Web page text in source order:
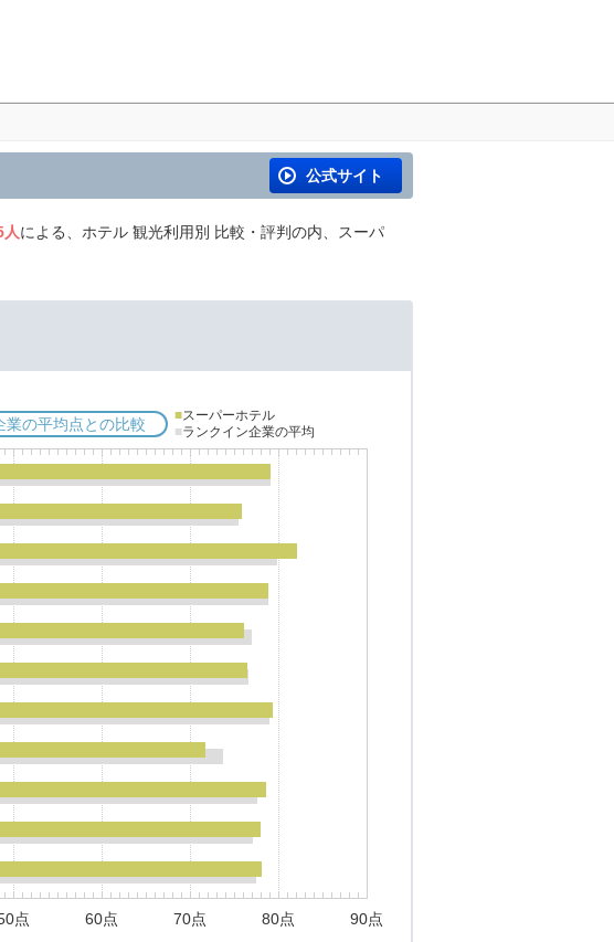
公式サイト
による、ホテル 観光利用別 比較・評判の内、スーパ
業の平均点との比較 ■スーパーホテル
■ランクイン企業の平均
点 60点 70点 80点 90点